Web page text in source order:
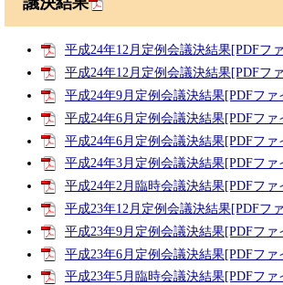
平成24年12月定例会議決結果[PDFフ
平成24年12月定例会議決結果[PDFフ
平成24年9月定例会議決結果[PDFファ
平成24年6月定例会議決結果[PDFファ
平成24年6月定例会議決結果[PDFファ
平成24年3月定例会議決結果[PDFファ
平成24年2月臨時会議決結果[PDFファ
平成23年12月定例会議決結果[PDFフ
平成23年9月定例会議決結果[PDFファ
平成23年6月定例会議決結果[PDFファ
平成23年5月臨時会議決結果[PDFファ